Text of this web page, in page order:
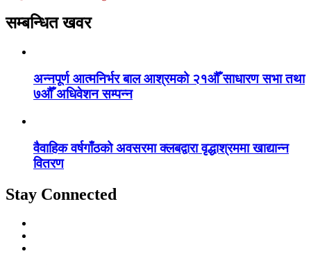
सम्बन्धित खवर
अन्नपूर्ण आत्मनिर्भर बाल आश्रमको २१औँ साधारण सभा तथा
७औँ अधिवेशन सम्पन्न
वैवाहिक वर्षगाँठको अवसरमा क्लबद्वारा वृद्धाश्रममा खाद्यान्न
वितरण
Stay Connected